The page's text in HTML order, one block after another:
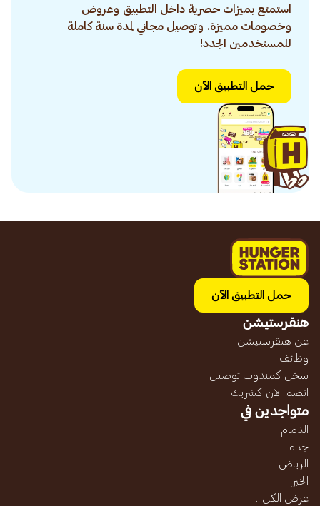
استمتع بميزات حصرية داخل التطبيق وعروض
وخصومات مميزة. وتوصيل مجاني لمدة سنة كاملة
للمستخدمين الجدد!
حمل التطبيق الآن
حمل التطبيق الآن
هنقرستيشن
عن هنقرستيشن
وظائف
سجّل كمندوب توصيل
انضم الآن كشريك
متواجدين في
الدمام
جده
الرياض
الخبر
عرض الكل...